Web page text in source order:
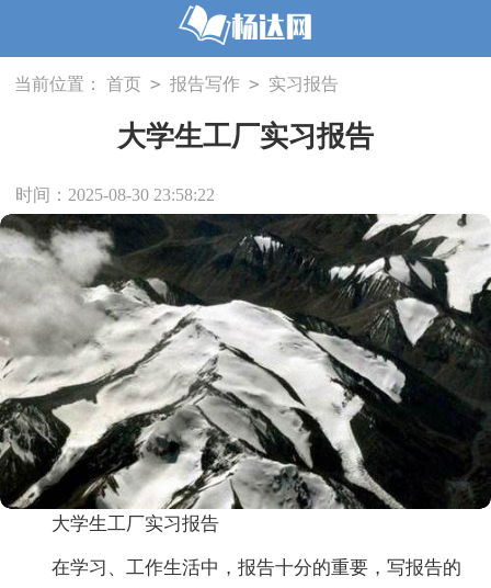
当前位置： 首页 > 报告写作 > 实习报告
大学生工厂实习报告
时间：2025-08-30 23:58:22
大学生工厂实习报告
在学习、工作生活中，报告十分的重要，写报告的